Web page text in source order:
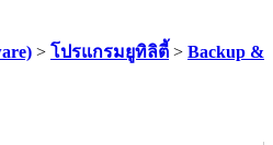
> โปรแกรมยูทิลิตี้ > Backup &